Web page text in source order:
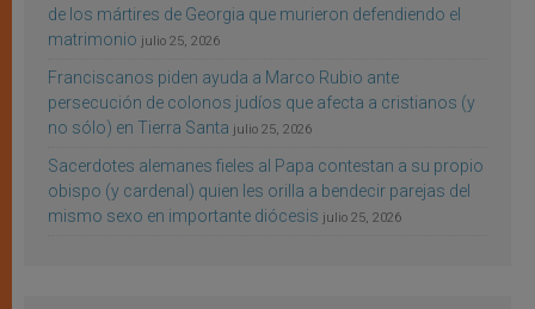
de los mártires de Georgia que murieron defendiendo el
matrimonio julio 25, 2026
Franciscanos piden ayuda a Marco Rubio ante
persecución de colonos judíos que afecta a cristianos (y
no sólo) en Tierra Santa julio 25, 2026
Sacerdotes alemanes fieles al Papa contestan a su propio
obispo (y cardenal) quien les orilla a bendecir parejas del
mismo sexo en importante diócesis julio 25, 2026